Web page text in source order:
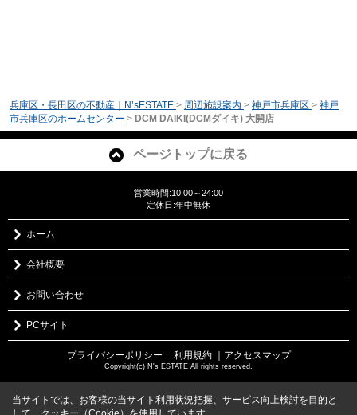
兵庫区・長田区の不動産｜N’sESTATE > 周辺施設案内 > 神戸市兵庫区 > 神戸
市兵庫区のホームセンター > DCM DAIKI(DCMダイキ) 大開店
ページトップに戻る
営業時間:10:00～24:00
定休日:年中無休
ホーム
会社概要
お問い合わせ
PCサイト
プライバシーポリシー ｜ 利用規約 ｜アクセスマップ
Copyright(c) N's ESTATE All rights reserved.
当サイトでは、お客様の当サイト利用状況把握、サービス向上検討を目的と